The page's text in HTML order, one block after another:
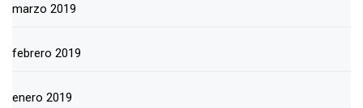
marzo 2019
febrero 2019
enero 2019